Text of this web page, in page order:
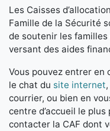
Les Caisses
Famille de la Sécurité
de soutenir les
versant des aides
Vous pouvez entrer en
le chat du site internet
courrier, ou bien en
centre d’accueil le
contacter la CAF dont